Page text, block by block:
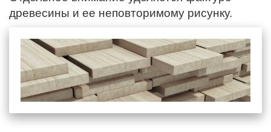
древесины и ее неповторимому рисунку.